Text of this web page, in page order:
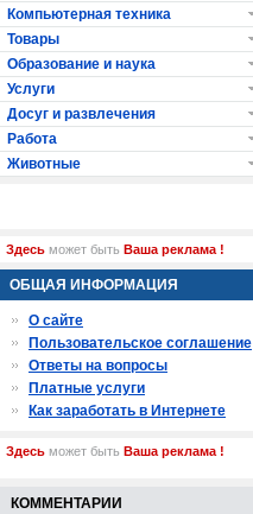
Компьютерная техника
Товары
Образование и наука
Услуги
Досуг и развлечения
Работа
Животные
Здесь может быть Ваша реклама !
ОБЩАЯ ИНФОРМАЦИЯ
О сайте
Пользовательское соглашение
Ответы на вопросы
Платные услуги
Как заработать в Интернете
Здесь может быть Ваша реклама !
КОММЕНТАРИИ